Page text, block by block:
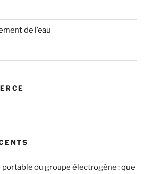
de l’eau
portable ou groupe électrogène : que